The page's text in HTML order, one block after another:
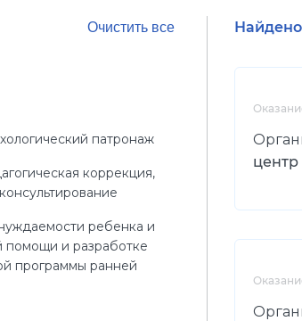
патронаж
коррекция,
ребенка и
помощи и разработке
программы ранней
Найдено